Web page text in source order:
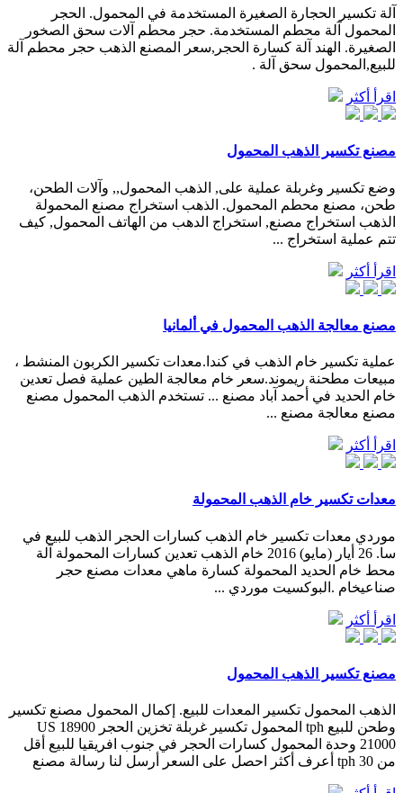
آلة تكسير الحجارة الصغيرة المستخدمة في المحمول. الحجر
المحمول آلة محطم المستخدمة. حجر محطم آلات سحق الصخور
الصغيرة. الهند آلة كسارة الحجر,سعر المصنع الذهب حجر محطم آلة
للبيع,المحمول سحق آلة .
اقرأ أكثر
مصنع تكسير الذهب المحمول
وضع تكسير وغربلة عملية على, الذهب المحمول,, وآلات الطحن،
طحن، مصنع محطم المحمول. الذهب استخراج مصنع المحمولة
الذهب استخراج مصنع, استخراج الدهب من الهاتف المحمول, كيف
تتم عملية استخراج ...
اقرأ أكثر
مصنع معالجة الذهب المحمول في ألمانيا
عملية تكسير خام الذهب في كندا.معدات تكسير الكربون المنشط ،
مبيعات مطحنة ريموند.سعر خام معالجة الطين عملية فصل تعدين
خام الحديد في أحمد آباد مصنع ... تستخدم الذهب المحمول مصنع
مصنع معالجة مصنع ...
اقرأ أكثر
معدات تكسير خام الذهب المحمولة
موردي معدات تكسير خام الذهب كسارات الحجر الذهب للبيع في
سا. 26 أيار (مايو) 2016 خام الذهب تعدين كسارات المحمولة آلة
محط خام الحديد المحمولة كسارة ماهي معدات مصنع حجر
صناعيخام .البوكسيت موردي ...
اقرأ أكثر
مصنع تكسير الذهب المحمول
الذهب المحمول تكسير المعدات للبيع. إكمال المحمول مصنع تكسير
وطحن للبيع tph المحمول تكسير غربلة تخزين الحجر US 18900
21000 وحدة المحمول كسارات الحجر في جنوب افريقيا للبيع أقل
من 30 tph أعرف أكثر احصل على السعر أرسل لنا رسالة مصنع